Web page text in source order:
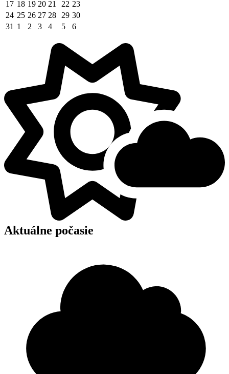
17 18 19 20 21 22 23
24 25 26 27 28 29 30
31 1 2 3 4 5 6
Aktuálne počasie